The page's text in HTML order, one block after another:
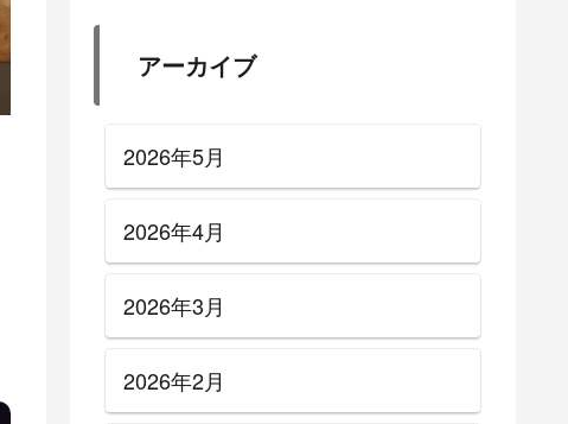
アーカイブ
2026年5月
2026年4月
2026年3月
2026年2月